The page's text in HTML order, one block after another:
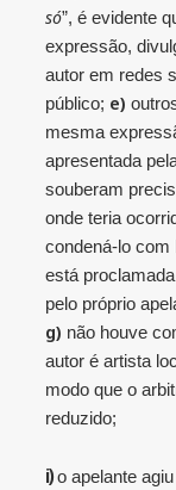
só”, é evidente
expressão,
autor em redes
público; e)
mesma
apresentada
souberam
onde teria
condená-lo com
está
pelo próprio
g) não houve
autor é artista
modo que o
reduzido;
i) o apelante